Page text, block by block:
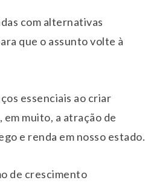
com alternativas
que o assunto volte à
essenciais ao criar
muito, a atração de
e renda em nosso estado.
de crescimento